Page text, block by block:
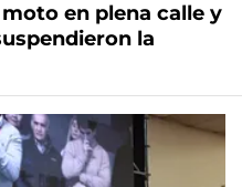
en plena calle y
la